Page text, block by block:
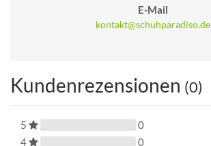
E-Mail
kontakt@schuhparadiso.de
Kundenrezensionen (0)
5
0
4
0